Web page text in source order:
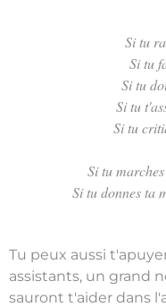
Si tu
Si tu
Si tu
Si tu
Si tu
Si tu
Si tu donnes ta
Tu peux aussi
assistants, un grand
sauront t'aider dans